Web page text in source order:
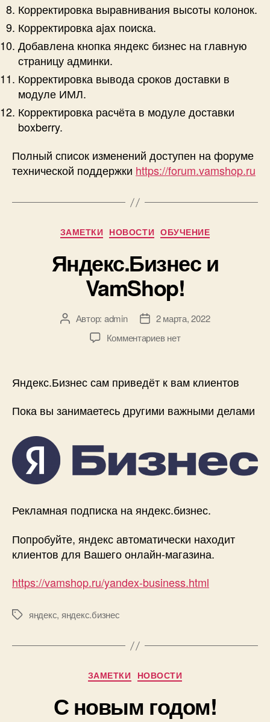
Корректировка выравнивания высоты колонок.
Корректировка ajax поиска.
Добавлена кнопка яндекс бизнес на главную
страницу админки.
Корректировка вывода сроков доставки в
модуле ИМЛ.
Корректировка расчёта в модуле доставки
boxberry.
Полный список изменений доступен на форуме
технической поддержки https://forum.vamshop.ru
Рубрики
ЗАМЕТКИ НОВОСТИ ОБУЧЕНИЕ
Яндекс.Бизнес и
VamShop!
Автор
записи
Автор: admin
Дата2 марта, 2022
Комментариевк
VamShop!
нет
Яндекс.Бизнес сам приведёт к вам клиентов
Пока вы занимаетесь другими важными делами
Рекламная подписка на яндекс.бизнес.
Попробуйте, яндекс автоматически находит
клиентов для Вашего онлайн-магазина.
https://vamshop.ru/yandex-business.html
Меткияндекс, яндекс.бизнес
Рубрики
ЗАМЕТКИ НОВОСТИ
С новым годом!